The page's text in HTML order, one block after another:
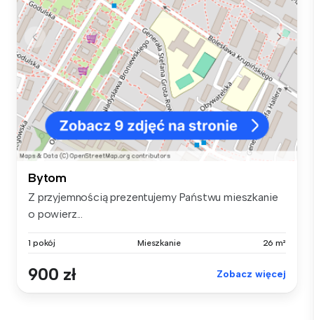
Bytom
Z przyjemnością prezentujemy Państwu mieszkanie
o powierz...
1 pokój Mieszkanie 26 m²
900 zł Zobacz więcej